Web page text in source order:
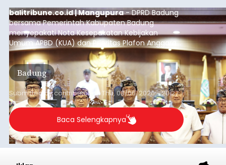
balitribune.co.id | Mangupura- DPRD Badung
bersama Pemerintah Kabupaten Badung
menyepakati Nota Kesepakatan Kebijakan
Umum APBD (KUA) dan Prioritas Plafon Anggaran
Sementara (PPAS) Tahun Anggaran 2027 dalam
rapat paripurna yang digelar di Gedung DPRD
Badung, Kamis (6/8/2026).
Badung
Submitted bycontributor onThu, 08/06/2026 - 20:27
Baca Selengkapnya